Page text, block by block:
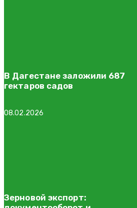
В Дагестане заложили 687
гектаров садов
08.02.2026
Зерновой экспорт: